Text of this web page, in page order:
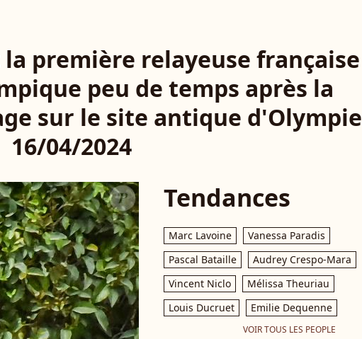
première relayeuse française
peu de temps après la
sur le site antique d'Olympie
16/04/2024
Tendances
Marc Lavoine
Vanessa Paradis
Pascal Bataille
Audrey Crespo-Mara
Vincent Niclo
Mélissa Theuriau
Louis Ducruet
Emilie Dequenne
VOIR TOUS LES PEOPLE